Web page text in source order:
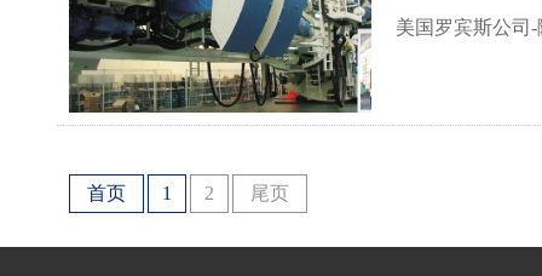
美国罗宾斯公司
首页 1 2 尾页